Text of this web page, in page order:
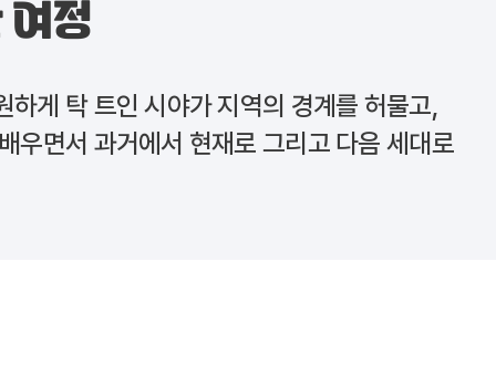
여정
게 탁 트인 시야가 지역의 경계를 허물고,
우면서 과거에서 현재로 그리고 다음 세대로